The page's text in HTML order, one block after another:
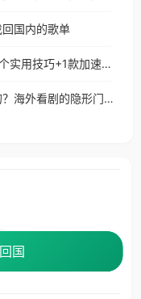
国内的歌单
在国外用上游新闻很卡怎么办？3个实用技巧+1款加速器解决海外看国内内容难题
手机西瓜视频地区限制怎么解决的？海外看剧的隐形门与钥匙
国
国